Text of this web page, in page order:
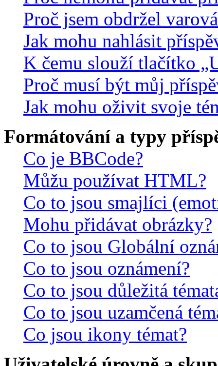
Proč jsem obdržel
Jak mohu nahlásit
K čemu slouží tlačítko
Proč musí být můj
Jak mohu oživit svoje
Formátování a typy
Co je BBCode?
Můžu používat HTML?
Co to jsou smajlíci
Mohu přidávat obrázky?
Co to jsou Globální
Co to jsou oznámení?
Co to jsou důležitá
Co to jsou uzamčená
Co jsou ikony témat?